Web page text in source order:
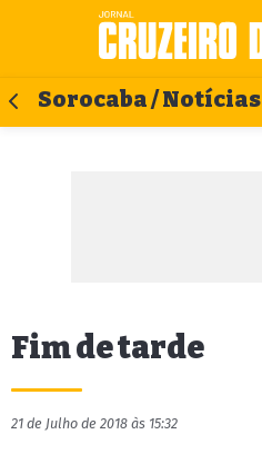
Sorocaba / Notícias
Fim de tarde
21 de Julho de 2018 às 15:32